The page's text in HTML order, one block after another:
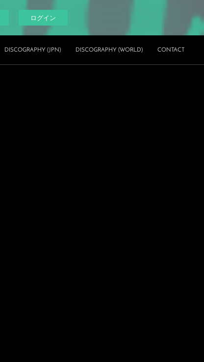
ログイン
DISCOGRAPHY (JPN) DISCOGRAPHY (WORLD) CONTACT